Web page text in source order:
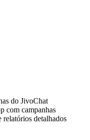
do JivoChat
com campanhas
relatórios detalhados